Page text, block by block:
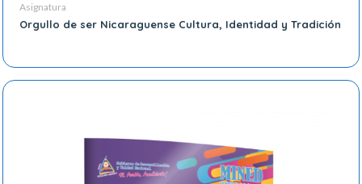
Asignatura
Orgullo de ser Nicaraguense Cultura, Identidad y Tradición